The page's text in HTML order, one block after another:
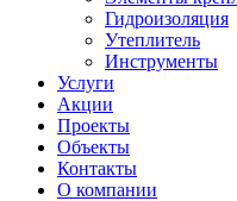
Гидроизоляция
Утеплитель
Инструменты
Услуги
Акции
Проекты
Объекты
Контакты
О компании